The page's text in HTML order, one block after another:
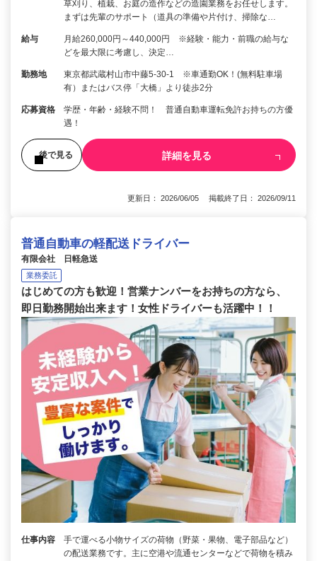
草刈り、植栽、お庭の造作などの造園業務をお任せします。
まずは先輩のサポート（道具の準備や片付け、掃除な…
給与
月給260,000円～440,000円 ※経験・能力・前職の給与な
どを最大限に考慮し、決定…
勤務地
東京都武蔵村山市中藤5-30-1 ※車通勤OK！(無料駐車場
有）またはバス停「大橋」より徒歩2分
応募資格
学歴・年齢・経験不問！ 普通自動車運転免許お持ちの方優
遇！
後で見る 詳細を見る
更新日： 2026/06/05 掲載終了日： 2026/09/11
普通自動車の軽配送ドライバー
有限会社 日軽急送
業務委託
はじめての方も歓迎！営業ナンバーをお持ちの方なら、
即日勤務開始出来ます！女性ドライバーも活躍中！！
仕事内容
手で運べる小物サイズの荷物（野菜・果物、電子部品など）
の配送業務です。主に空港や流通センターなどで荷物を積み